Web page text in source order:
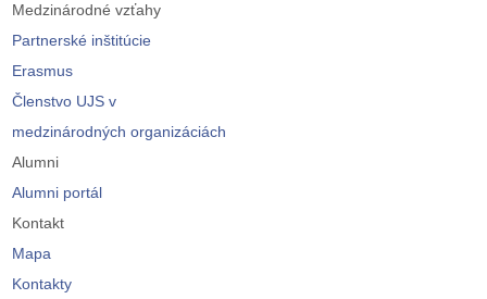
Medzinárodné vzťahy
Partnerské inštitúcie
Erasmus
Členstvo UJS v
medzinárodných organizáciách
Alumni
Alumni portál
Kontakt
Mapa
Kontakty